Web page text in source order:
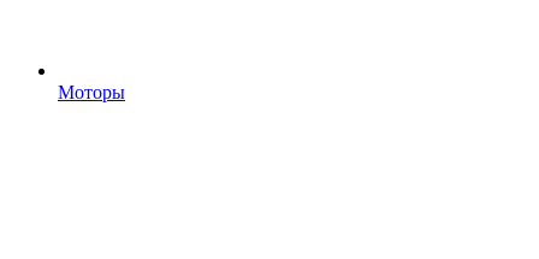
Моторы